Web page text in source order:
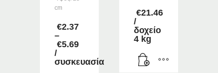
cm
€2.37
–
€5.69
€2.37
/
συσκευασία
€21.46
/
δοχείο
4 kg